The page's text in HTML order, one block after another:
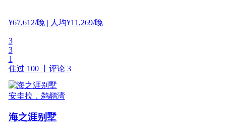
¥67,612/晚| 人均¥11,269/晚
3
3
1
住过 100 丨 评论 3
安圭拉，鹈鹕湾
海之涯别墅